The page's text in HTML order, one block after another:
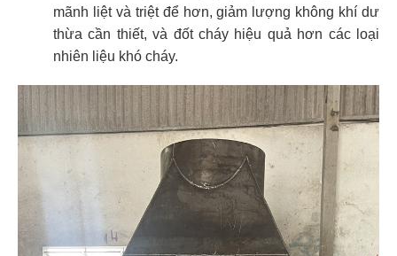
mãnh liệt và triệt để hơn, giảm lượng không khí dư
thừa cần thiết, và đốt cháy hiệu quả hơn các loại
nhiên liệu khó cháy.